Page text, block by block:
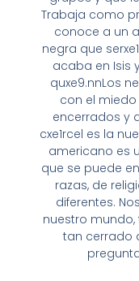
Trabaja como
conoce a un
negra que
acaba en Isis
quxe9.nnLos
con el
encerrados y
cxe1rcel es la
americano es
que se puede
razas, de
diferentes.
nuestro
tan cerrado